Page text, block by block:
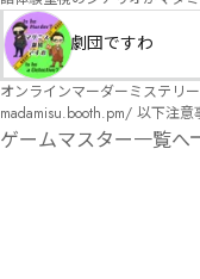
たことないトリックが解ける閃きや
す！
劇団ですわ
オンラインマーダーミステリー
madamisu.booth.pm/ 以下注意事項をご一読、同意の上で、予約フォームからご連絡ください。 ■GM依頼の注意事項■ ①依頼をする作品のＢＯＯＴＨの概要を確認した上で、依頼し
てください。 ②依頼ができるのは、平日、土日、祝日問わず、21：00～となります。 ③参加するメンバーは、依頼者にてメンバーを集めてください。 ④依頼条件：代表者によるＧＭ
セットの購入or参加者全員の個別ＨＯの
ゲームマスター一覧へ